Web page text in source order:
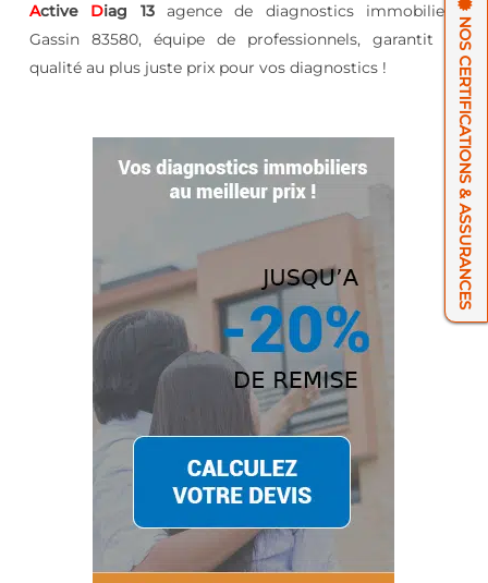
Active Diag 13agence de diagnostics immobiliers
Gassin 83580, équipe de professionnels, garantit la
qualité au plus juste prix pour vos diagnostics !
NOS CERTIFICATIONS & ASSURANCES